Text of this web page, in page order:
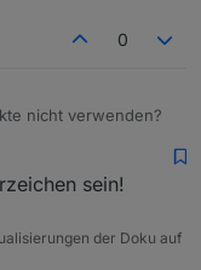
0
nicht verwenden?
sein!
der Doku auf